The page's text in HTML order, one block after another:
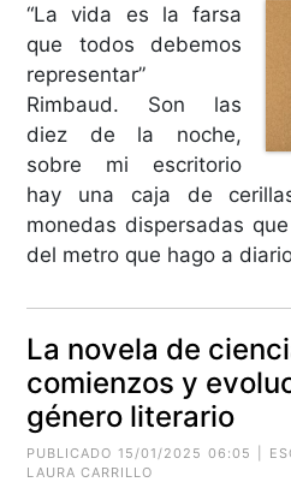
“La vida es la farsa
que todos debemos
representar”
Rimbaud. Son las
diez de la noche,
sobre mi escritorio
hay una caja de
monedas dispersadas
del metro que hago a
La novela de
comienzos y
género literario
PUBLICADO 15/01/2025 06:05 |
LAURA CARRILLO